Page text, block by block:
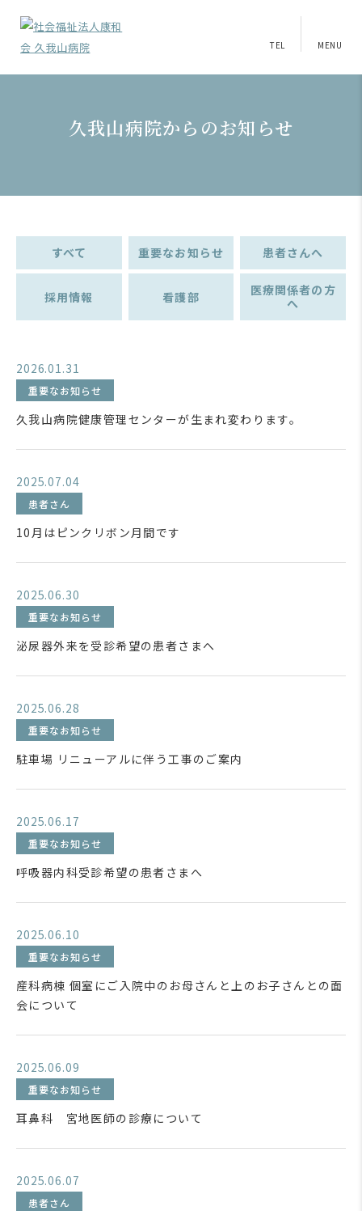
TEL MENU
久我山病院からのお知らせ
すべて 重要なお知らせ 患者さんへ
採用情報 看護部
医療関係者の方
へ
2026.01.31
重要なお知らせ
久我山病院健康管理センターが生まれ変わります。
2025.07.04
患者さん
10月はピンクリボン月間です
2025.06.30
重要なお知らせ
泌尿器外来を受診希望の患者さまへ
2025.06.28
重要なお知らせ
駐車場 リニューアルに伴う工事のご案内
2025.06.17
重要なお知らせ
呼吸器内科受診希望の患者さまへ
2025.06.10
重要なお知らせ
産科病棟 個室にご入院中のお母さんと上のお子さんとの面
会について
2025.06.09
重要なお知らせ
耳鼻科 宮地医師の診療について
2025.06.07
患者さん